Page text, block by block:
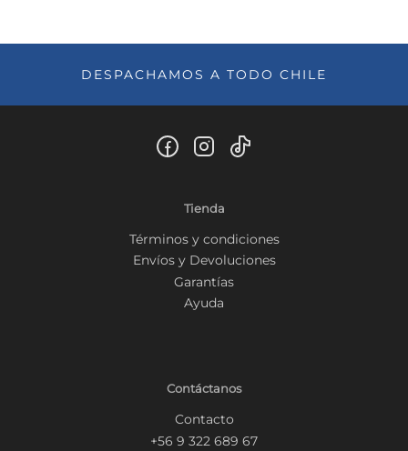
DESPACHAMOS A TODO CHILE
Tienda
Términos y condiciones
Envíos y Devoluciones
Garantías
Ayuda
Contáctanos
Contacto
+56 9 322 689 67